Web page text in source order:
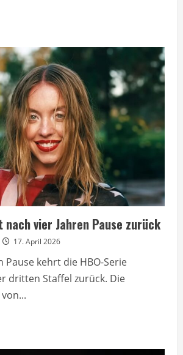
nach vier Jahren Pause zurück
17. April 2026
Pause kehrt die HBO-Serie
dritten Staffel zurück. Die